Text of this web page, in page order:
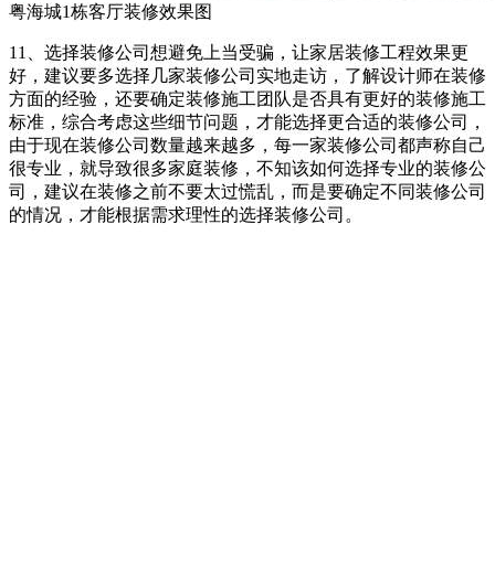
粤海城1栋客厅装修效果图
11、选择装修公司想避免上当受骗，让家居装修工程效果更
好，建议要多选择几家装修公司实地走访，了解设计师在装修
方面的经验，还要确定装修施工团队是否具有更好的装修施工
标准，综合考虑这些细节问题，才能选择更合适的装修公司，
由于现在装修公司数量越来越多，每一家装修公司都声称自己
很专业，就导致很多家庭装修，不知该如何选择专业的装修公
司，建议在装修之前不要太过慌乱，而是要确定不同装修公司
的情况，才能根据需求理性的选择装修公司。